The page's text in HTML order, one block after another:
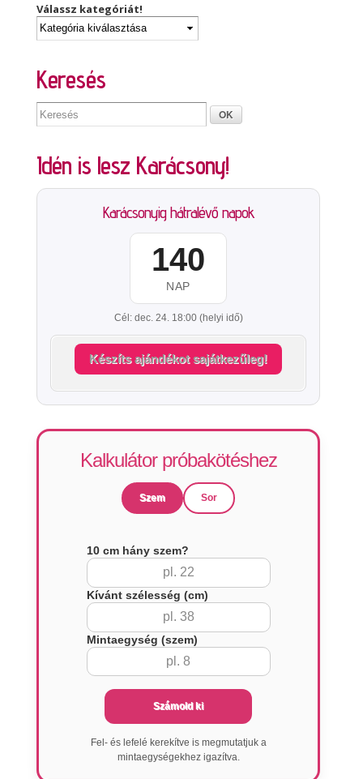
Válassz kategóriát!
Keresés
Idén is lesz Karácsony!
Karácsonyig hátralévő napok
140
NAP
Cél: dec. 24. 18:00 (helyi idő)
Készíts ajándékot sajátkezűleg!
Kalkulátor próbakötéshez
Szem Sor
10 cm hány szem?
Kívánt szélesség (cm)
Mintaegység (szem)
Számold ki
Fel- és lefelé kerekítve is megmutatjuk a
mintaegységekhez igazítva.